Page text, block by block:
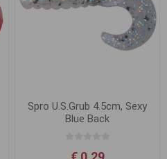
Spro U.S.Grub 4.5cm, Sexy
Blue Back